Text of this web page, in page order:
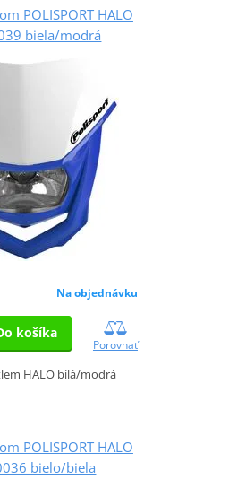
POLISPORT HALO
biela/modrá
Na objednávku
košíka
Porovnať
HALO bílá/modrá
POLISPORT HALO
bielo/biela